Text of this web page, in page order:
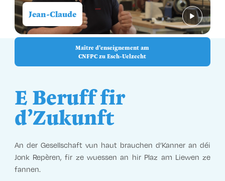
Jean-Claude
Maître d’enseignement am
CNFPC zu Esch-Uelzecht
E Beruff fir
d’Zukunft
An der Gesellschaft vun haut brauchen d’Kanner an déi
Jonk Repèren, fir ze wuessen an hir Plaz am Liewen ze
fannen.